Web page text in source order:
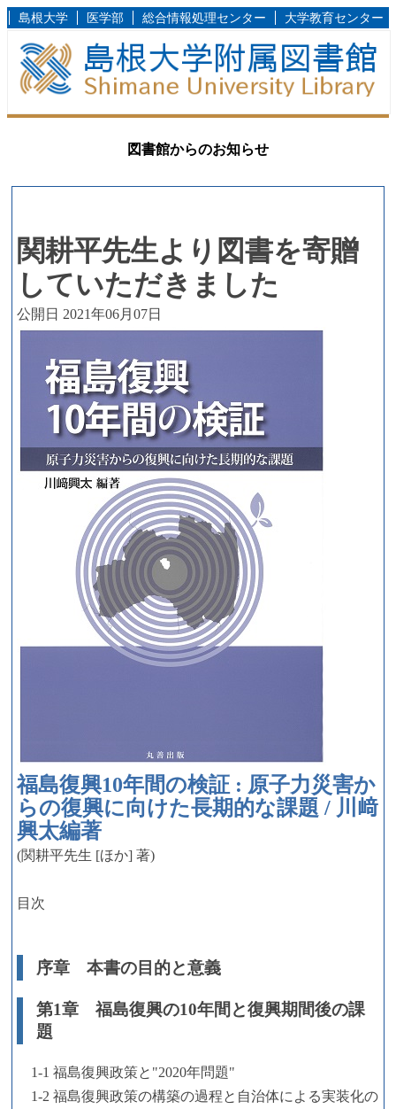
島根大学 医学部 総合情報処理センター 大学教育センター
図書館からのお知らせ
関耕平先生より図書を寄贈
していただきました
公開日 2021年06月07日
福島復興10年間の検証 : 原子力災害か
らの復興に向けた長期的な課題 / 川﨑
興太編著
(関耕平先生 [ほか] 著)
目次
序章 本書の目的と意義
第1章 福島復興の10年間と復興期間後の課
題
1-1 福島復興政策と"2020年問題"
1-2 福島復興政策の構築の過程と自治体による実装化の